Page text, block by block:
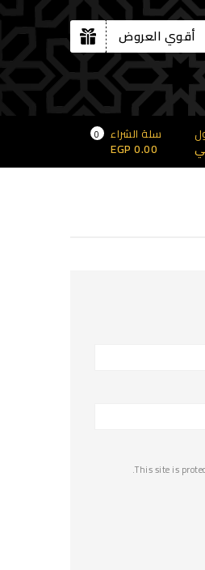
أقوي العروض
0 سلة الشراء
EGP0.00
This site is